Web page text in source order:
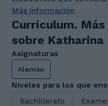
Más información
Currículum.
sobre Katharina
Asignaturas
Alemán
Niveles para los que
Bachillerato